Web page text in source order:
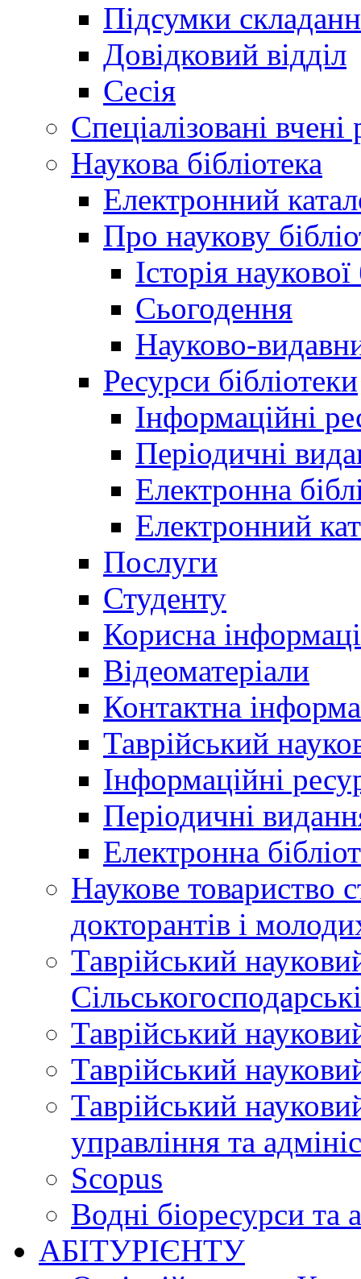
Підсумки
Довідковий відділ
Сесія
Спеціалізовані вчені
Наукова бібліотека
Електронний
Про наукову
Історія
Сьогодення
Науково-
Ресурси бібліотеки
Інформаційні
Періодичні
Електронна
Електронний
Послуги
Студенту
Корисна
Відеоматеріали
Контактна
Таврійський
Інформаційні
Періодичні
Електронна
Наукове товариство
докторантів і
Таврійський
Таврійський
Таврійський
Таврійський
управління та
Scopus
Водні біоресурси та
АБІТУРІЄНТУ